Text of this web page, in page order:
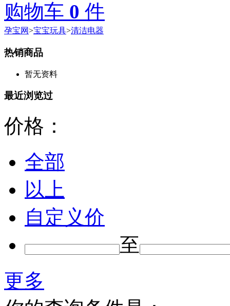
购物车 0 件
孕宝网>宝宝玩具>清洁电器
热销商品
暂无资料
最近浏览过
价格：
全部
以上
自定义价
至
更多